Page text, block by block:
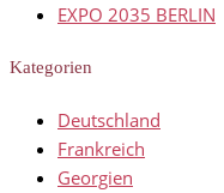
EXPO 2035 BERLIN
Kategorien
Deutschland
Frankreich
Georgien